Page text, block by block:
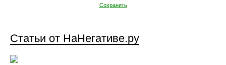
Сохранить
Статьи от НаНегативе.ру